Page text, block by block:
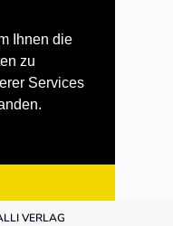
Ihnen die
zu
Services
VERLAG